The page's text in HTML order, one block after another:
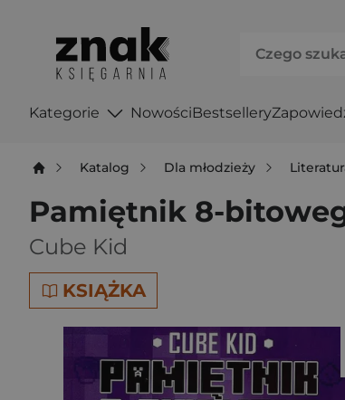
Kategorie NowościBestsellery
Katalog Dla młodzieży
Pamiętnik 8-
Cube Kid
KSIĄŻKA